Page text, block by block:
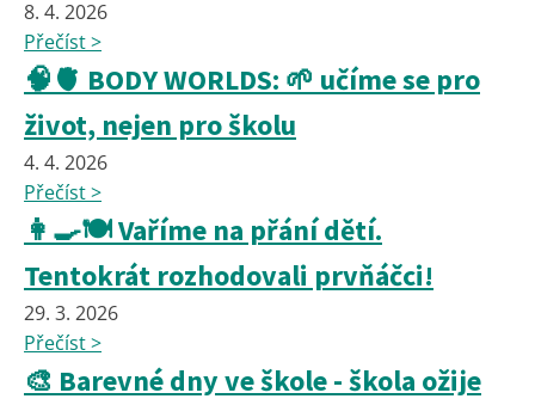
8. 4. 2026
Přečíst >
🧠🫀 BODY WORLDS: 🌱 učíme se pro
život, nejen pro školu
4. 4. 2026
Přečíst >
👩‍🍳🍽️ Vaříme na přání dětí.
Tentokrát rozhodovali prvňáčci!
29. 3. 2026
Přečíst >
🎨 Barevné dny ve škole - škola ožije